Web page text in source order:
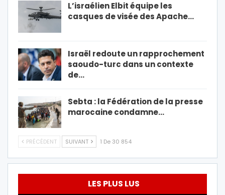
L’israélien Elbit équipe les
casques de visée des Apache…
Israël redoute un rapprochement
saoudo-turc dans un contexte
de…
Sebta : la Fédération de la presse
marocaine condamne…
PRÉCÉDENT SUIVANT 1 De 30 854
LES PLUS LUS